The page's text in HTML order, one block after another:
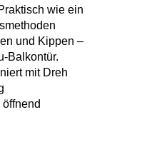
wie ein
und Kippen –
Balkontür.
mit Dreh